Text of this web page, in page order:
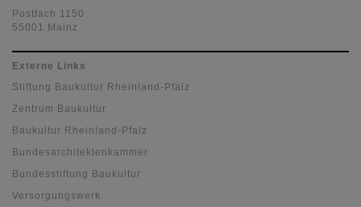
Postfach 1150
55001 Mainz
Externe Links
Stiftung Baukultur Rheinland-Pfalz
Zentrum Baukultur
Baukultur Rheinland-Pfalz
Bundesarchitektenkammer
Bundesstiftung Baukultur
Versorgungswerk